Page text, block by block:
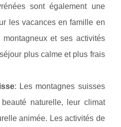
sont également une
les vacances en famille en
et ses activités
plus calme et plus frais
: Les montagnes suisses
naturelle, leur climat
animée. Les activités de